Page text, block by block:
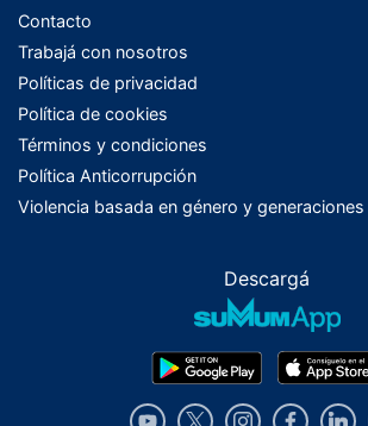
Contacto
Trabajá con nosotros
Políticas de privacidad
Política de cookies
Términos y condiciones
Política Anticorrupción
Violencia basada en género y generaciones
Descargá